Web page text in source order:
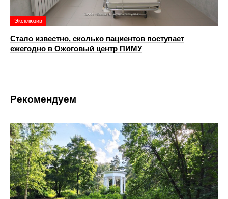
Эксклюзив
Стало известно, сколько пациентов поступает
ежегодно в Ожоговый центр ПИМУ
Рекомендуем